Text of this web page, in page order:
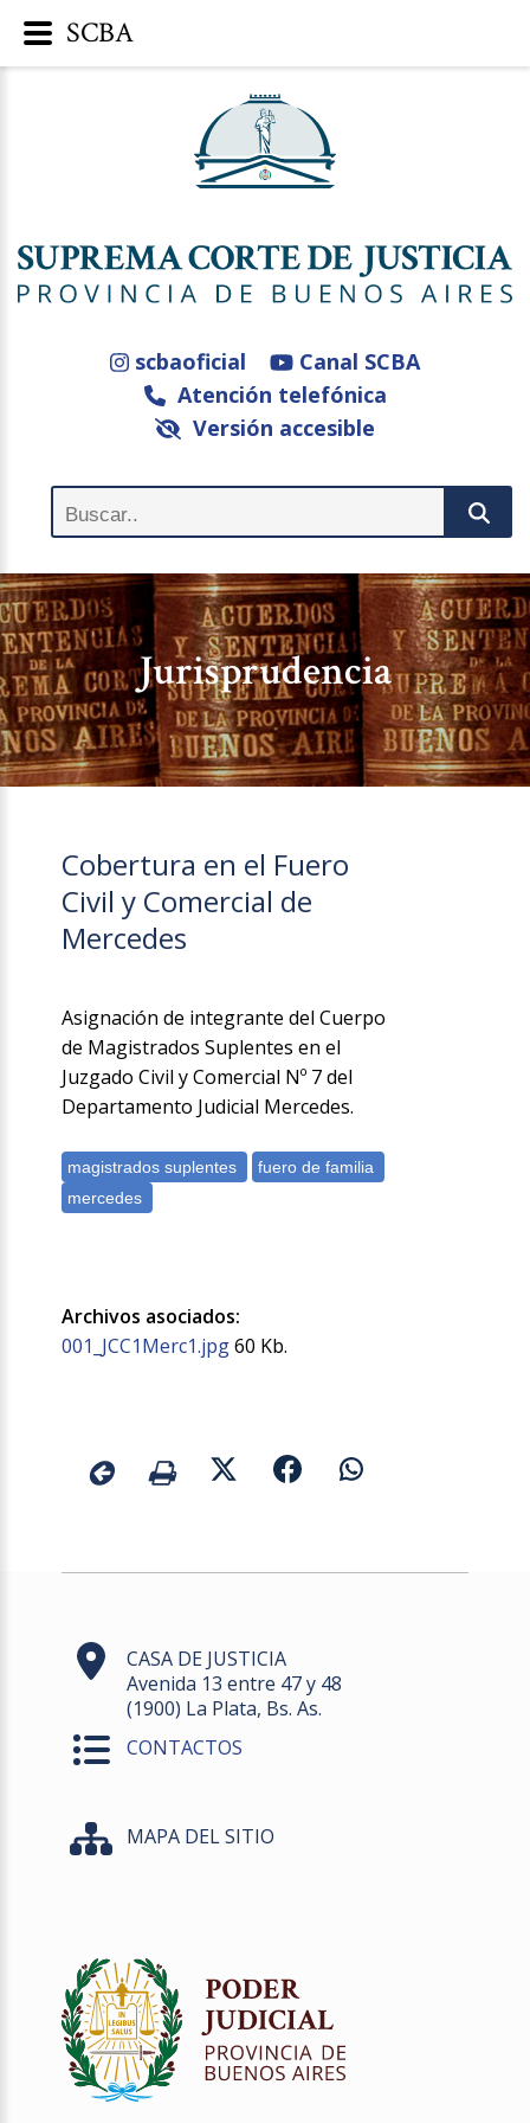
scbaoficial
Canal SCBA
Atención telefónica
Versión accesible
Jurisprudencia
Cobertura en el Fuero
Civil y Comercial de
Mercedes
Asignación de integrante del Cuerpo
de Magistrados Suplentes en el
Juzgado Civil y Comercial Nº 7 del
Departamento Judicial Mercedes.
Archivos asociados:
001_JCC1Merc1.jpg60 Kb.
CASA DE JUSTICIA
Avenida 13 entre 47 y 48
(1900) La Plata, Bs. As.
CONTACTOS
MAPA DEL SITIO
SCBA